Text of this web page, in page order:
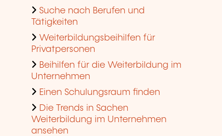
Suche nach Berufen und
Tätigkeiten
Weiterbildungsbeihilfen für
Privatpersonen
Beihilfen für die Weiterbildung im
Unternehmen
Einen Schulungsraum finden
Die Trends in Sachen
Weiterbildung im Unternehmen
ansehen